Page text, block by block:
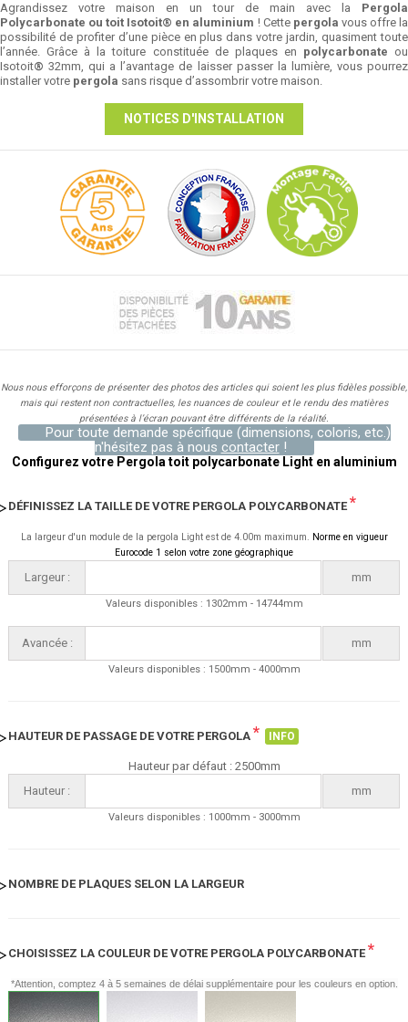
Agrandissez votre maison en un tour de main avec la Pergola
Polycarbonate ou toit Isotoit® en aluminium ! Cettepergola vous offre la
possibilité de profiter d’une pièce en plus dans votre jardin, quasiment toute
l’année. Grâce à la toiture constituée de plaques en polycarbonate ou
Isotoit® 32mm, qui a l’avantage de laisser passer la lumière, vous pourrez
installer votre pergola sans risque d’assombrir votre maison.
NOTICES D'INSTALLATION
Nous nous efforçons de présenter des photos des articles qui soient les plus fidèles possible,
mais qui restent non contractuelles, les nuances de couleur et le rendu des matières
présentées à l’écran pouvant être différents de la réalité.
Pour toute demande spécifique (dimensions, coloris, etc.)
n'hésitez pas à nous contacter!
Configurez votre Pergola toit polycarbonate Light en aluminium
DÉFINISSEZ LA TAILLE DE VOTRE PERGOLA POLYCARBONATE*
La largeur d'un module de la pergola Light est de 4.00m maximum. Norme en vigueur
Eurocode 1 selon votre zone géographique
Largeur : mm
Valeurs disponibles : 1302mm - 14744mm
Avancée : mm
Valeurs disponibles : 1500mm - 4000mm
HAUTEUR DE PASSAGE DE VOTRE PERGOLA * INFO
Hauteur par défaut : 2500mm
Hauteur :
mm
Valeurs disponibles : 1000mm - 3000mm
NOMBRE DE PLAQUES SELON LA LARGEUR
CHOISISSEZ LA COULEUR DE VOTRE PERGOLA POLYCARBONATE*
*Attention, comptez 4 à 5 semaines de délai supplémentaire pour les couleurs en option.